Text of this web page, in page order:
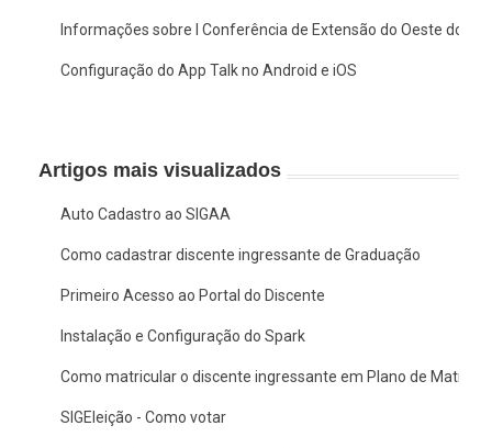
Informações sobre I Conferência de Extensão do Oeste do
Configuração do App Talk no Android e iOS
Artigos mais visualizados
Auto Cadastro ao SIGAA
Como cadastrar discente ingressante de Graduação
Primeiro Acesso ao Portal do Discente
Instalação e Configuração do Spark
Como matricular o discente ingressante em Plano de
SIGEleição - Como votar